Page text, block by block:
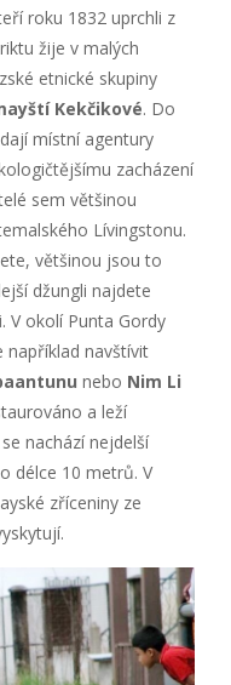
roku 1832 uprchli z
žije v malých
etnické skupiny
Kekčikové. Do
místní agentury
zacházení
sem většinou
Lívingstonu.
většinou jsou to
džungli najdete
V okolí Punta Gordy
navštívit
nebo Nim Li
a leží
se nachází nejdelší
délce 10 metrů. V
zříceniny ze